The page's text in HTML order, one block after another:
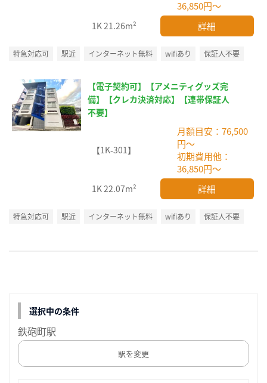
36,850円～
1K21.26m² 詳細
特急対応可 駅近 インターネット無料 wifiあり 保証人不要
【電子契約可】【アメニティグッズ完
備】【クレカ決済対応】【連帯保証人
不要】
【1K-301】
月額目安：76,500
円～
初期費用他：
36,850円～
1K22.07m² 詳細
特急対応可 駅近 インターネット無料 wifiあり 保証人不要
選択中の条件
鉄砲町駅
駅を変更